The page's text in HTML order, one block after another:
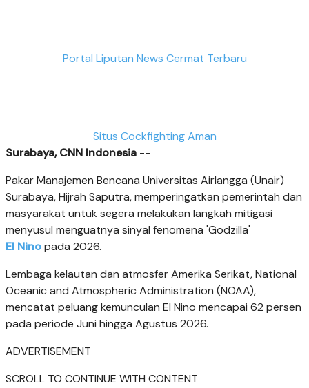
Portal Liputan News Cermat Terbaru
Situs Cockfighting Aman
Surabaya, CNN Indonesia --
Pakar Manajemen Bencana Universitas Airlangga (Unair)
Surabaya, Hijrah Saputra, memperingatkan pemerintah dan
masyarakat untuk segera melakukan langkah mitigasi
menyusul menguatnya sinyal fenomena 'Godzilla'
El Ninopada 2026.
Lembaga kelautan dan atmosfer Amerika Serikat, National
Oceanic and Atmospheric Administration (NOAA),
mencatat peluang kemunculan El Nino mencapai 62 persen
pada periode Juni hingga Agustus 2026.
ADVERTISEMENT
SCROLL TO CONTINUE WITH CONTENT